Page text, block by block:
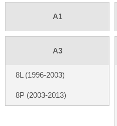
Navigationssoftware
Navigationssysteme
Rückfahrsysteme
Soundprozessoren
A1
A3
8L (1996-2003)
8P (2003-2013)